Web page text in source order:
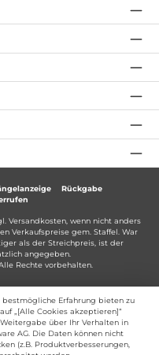
Rückgabe
Versandkosten, wenn nicht anders
Verkaufspreise gem. Staffel. War
als der Streichpreis, ist der
angegeben.
Rechte vorbehalten.
Erfahrung bieten zu
„[Alle Cookies akzeptieren]“
über Ihr Verhalten in
AG. Die Daten können nicht
(z.B. Produktverbesserungen,